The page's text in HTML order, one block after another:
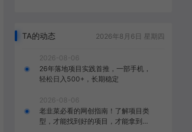
TA的动态 2026年8月6日 星期四
2026-08-06
26年落地项目实践首推，一部手机，
轻松日入500+，长期稳定
2026-08-06
老韭菜必看的网创指南！了解项目类
型，才能找到好的项目，才能拿到想